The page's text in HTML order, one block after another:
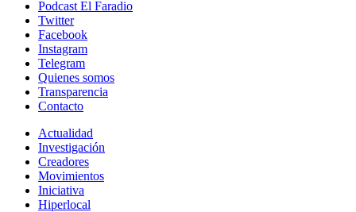
Podcast El Faradio
Twitter
Facebook
Instagram
Telegram
Quienes somos
Transparencia
Contacto
Actualidad
Investigación
Creadores
Movimientos
Iniciativa
Hiperlocal